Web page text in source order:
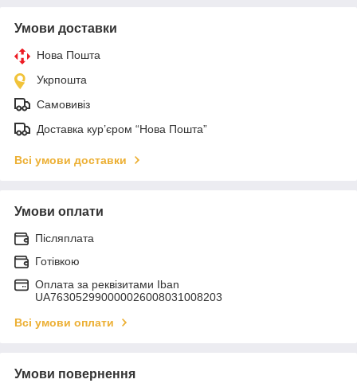
Умови доставки
Нова Пошта
Укрпошта
Самовивіз
Доставка кур’єром “Нова Пошта”
Всі умови доставки
Умови оплати
Післяплата
Готівкою
Оплата за реквізитами Iban
UA763052990000026008031008203
Всі умови оплати
Умови повернення